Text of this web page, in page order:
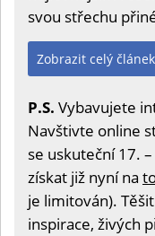
svou střechu
Zobrazit celý
P.S. Vybavujete
Navštivte online
se uskuteční 17.
získat již nyní na
je limitován).
inspirace, živých